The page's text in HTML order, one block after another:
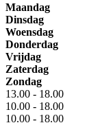
Maandag
Dinsdag
Woensdag
Donderdag
Vrijdag
Zaterdag
Zondag
13.00 - 18.00
10.00 - 18.00
10.00 - 18.00